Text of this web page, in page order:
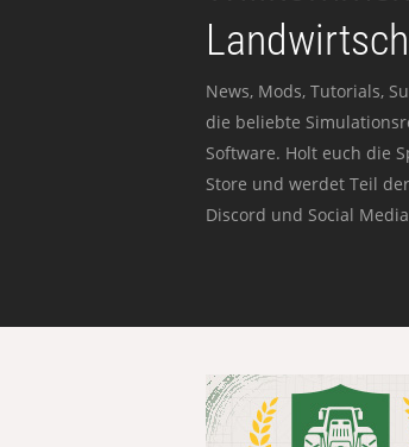
News, Mods, Tutorials,
die beliebte
Software. Holt euch die
Store und werdet Teil
Discord und Social